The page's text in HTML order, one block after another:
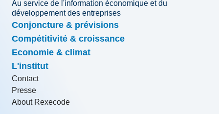
Au service de l'information économique et du
développement des entreprises
Conjoncture & prévisions
Compétitivité & croissance
Economie & climat
L'institut
Contact
Presse
About Rexecode